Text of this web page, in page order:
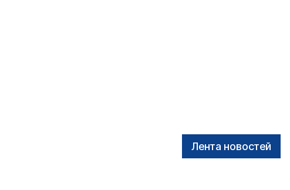
Лента новостей